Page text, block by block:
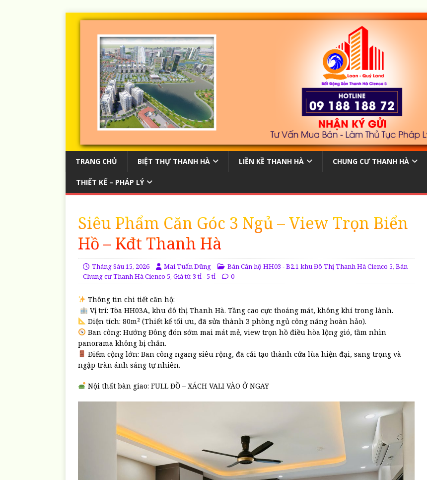
TRANG CHỦ BIỆT THỰ THANH HÀ LIỀN KỀ THANH HÀ CHUNG CƯ THANH HÀ
THIẾT KẾ – PHÁP LÝ
Siêu Phẩm Căn Góc 3 Ngủ – View Trọn Biển
Hồ – Kđt Thanh Hà
Tháng Sáu 15, 2026 Mai Tuấn Dũng Bán Căn hộ HH03 - B2.1 khu Đô Thị Thanh Hà Cienco 5, Bán
Chung cư Thanh Hà Cienco 5, Giá từ 3 tỉ - 5 tỉ 0
Thông tin chi tiết căn hộ:
Vị trí: Tòa HH03A, khu đô thị Thanh Hà. Tầng cao cực thoáng mát, không khí trong lành.
Diện tích: 80m² (Thiết kế tối ưu, đã sửa thành 3 phòng ngủ công năng hoàn hảo).
Ban công: Hướng Đông đón sớm mai mát mẻ, view trọn hồ điều hòa lộng gió, tầm nhìn
panorama không bị chắn.
Điểm cộng lớn: Ban công ngang siêu rộng, đã cải tạo thành cửa lùa hiện đại, sang trọng và
ngập tràn ánh sáng tự nhiên.
Nội thất bàn giao: FULL ĐỒ – XÁCH VALI VÀO Ở NGAY